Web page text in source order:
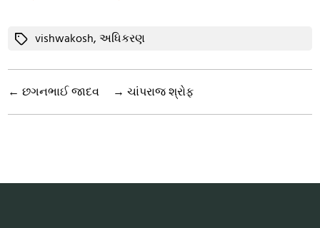
Tagsvishwakosh,અધિકરણ
← છગનભાઈ જાદવ → ચાંપરાજ શ્રોફ